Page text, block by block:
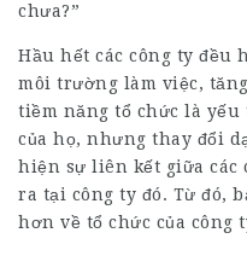
chưa?”
Hầu hết các công ty đều
môi trường làm việc,
tiềm năng tổ chức là
của họ, nhưng thay đổi
hiện sự liên kết giữa các
ra tại công ty đó. Từ đó,
hơn về tổ chức của công